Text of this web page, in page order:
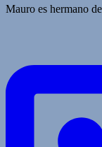
Mauro es hermano